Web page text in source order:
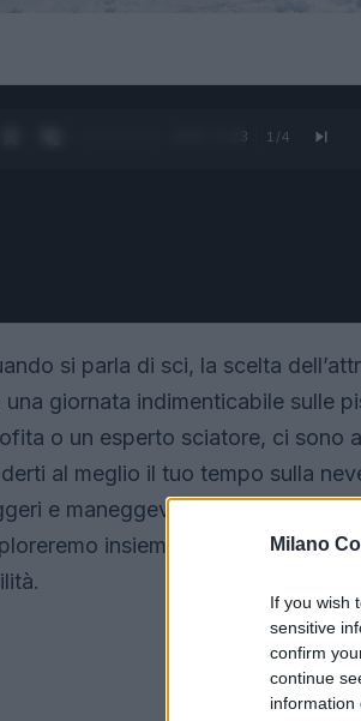
Milano
If you wish
sensitive
confirm
continue
information
0:28 / 1:23 1 /4
si parla di sci, la scelta
una giornata indimenticabile sulle
o un esperto sciatore, ci sono
al meglio il tuo tempo sulla
e maneggevoli possa
insieme come scegliere